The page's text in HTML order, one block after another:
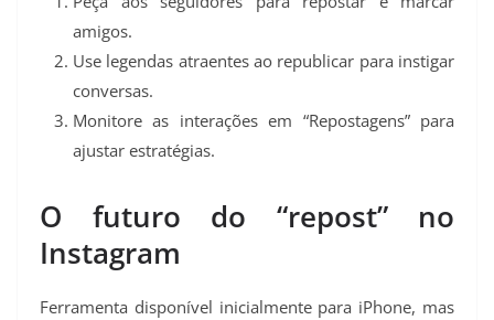
amigos.
Use legendas atraentes ao republicar para instigar
conversas.
Monitore as interações em “Repostagens” para
ajustar estratégias.
O futuro do “repost” no
Instagram
Ferramenta disponível inicialmente para iPhone, mas